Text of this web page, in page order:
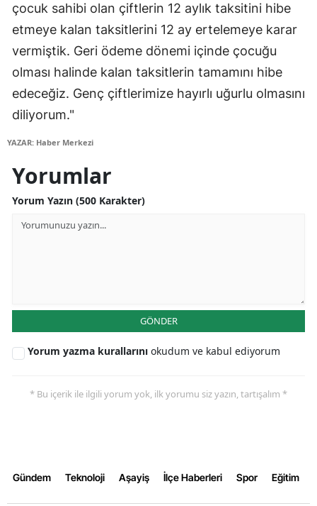
çocuk sahibi olan çiftlerin 12 aylık taksitini hibe
etmeye kalan taksitlerini 12 ay ertelemeye karar
vermiştik. Geri ödeme dönemi içinde çocuğu
olması halinde kalan taksitlerin tamamını hibe
edeceğiz. Genç çiftlerimize hayırlı uğurlu olmasını
diliyorum."
YAZAR: Haber Merkezi
Yorumlar
Yorum Yazın (500 Karakter)
GÖNDER
Yorum yazma kurallarını okudum ve kabul ediyorum
* Bu içerik ile ilgili yorum yok, ilk yorumu siz yazın, tartışalım *
Gündem Teknoloji Aşayiş İlçe Haberleri Spor Eğitim